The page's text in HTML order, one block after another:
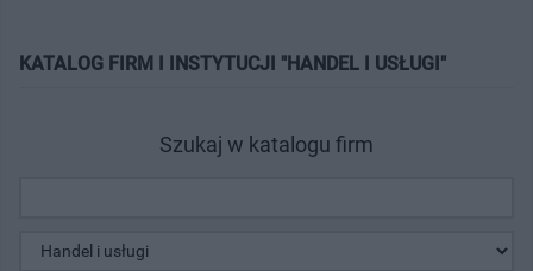
KATALOG FIRM I INSTYTUCJI "HANDEL I USŁUGI"
Szukaj w katalogu firm